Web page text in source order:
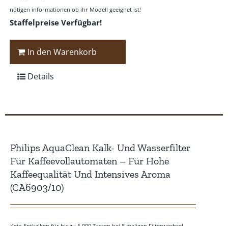
nötigen informationen ob ihr Modell geeignet ist!
Staffelpreise Verfügbar!
In den Warenkorb
Details
Philips AquaClean Kalk- Und Wasserfilter
Für Kaffeevollautomaten – Für Hohe
Kaffeequalität Und Intensives Aroma
(CA6903/10)